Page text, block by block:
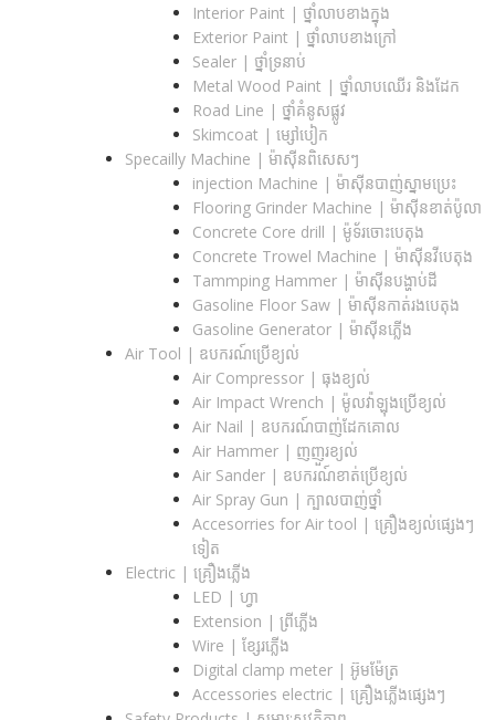
Interior Paint | ថ្នាំលាបខាងក្នុង
Exterior Paint | ថ្នាំលាបខាងក្រៅ
Sealer | ថ្នាំទ្រនាប់
Metal Wood Paint | ថ្នាំលាបឈើរ និងដែក
Road Line | ថ្នាំគំនូសផ្លូវ
Skimcoat | ម្សៅបៀក
Specailly Machine | ម៉ាស៊ីនពិសេសៗ
injection Machine | ម៉ាស៊ីនបាញ់ស្នាមប្រេះ
Flooring Grinder Machine | ម៉ាស៊ីនខាត់ប៉ូលា
Concrete Core drill | ម៉ូទ័រចោះបេតុង
Concrete Trowel Machine | ម៉ាស៊ីនវីបេតុង
Tammping Hammer | ម៉ាស៊ីនបង្ហាប់ដី
Gasoline Floor Saw | ម៉ាស៊ីនកាត់រងបេតុង
Gasoline Generator | ម៉ាស៊ីនភ្លើង
Air Tool | ឧបករណ៍ប្រើខ្យល់
Air Compressor | ធុងខ្យល់
Air Impact Wrench | ម៉ូលវ៉ាឡុងប្រើខ្យល់
Air Nail | ឧបករណ៍បាញ់ដែកគោល
Air Hammer | ញញួរខ្យល់
Air Sander | ឧបករណ៍ខាត់ប្រើខ្យល់
Air Spray Gun | ក្បាលបាញ់ថ្នាំ
Accesorries for Air tool | គ្រឿងខ្យល់ផ្សេងៗ
ទៀត
Electric | គ្រឿងភ្លើង
LED | ហ្វា
Extension | ព្រីភ្លើង
Wire | ខ្សែរភ្លើង
Digital clamp meter | អ៊ូមម៉ែត្រ
Accessories electric | គ្រឿងភ្លើងផ្សេងៗ